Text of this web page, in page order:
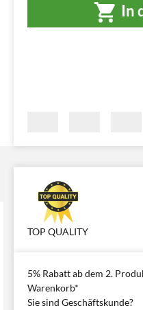
In
TOP QUALITY
5% Rabatt ab dem 2.
Warenkorb*
Sie sind Geschäftskunde?